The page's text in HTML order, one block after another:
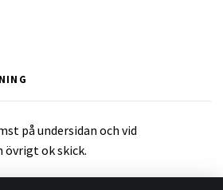
på undersidan och vid
ok skick.